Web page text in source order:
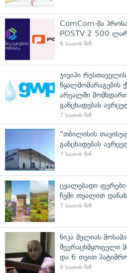
ComCom-მა
POSTV 2 500
6 საათის წინ
ჯივიპი
წყალმომარაგების
არეალში მომხდარი
განცხადებას
7 საათის წინ
"თბილისის
განცხადებას
7 საათის წინ
ცვალებადი
ჩემი თვალით
7 საათის წინ
ნიკა მელიას
შეურაცხმყოფელი
და 6 თვით
8 საათის წინ